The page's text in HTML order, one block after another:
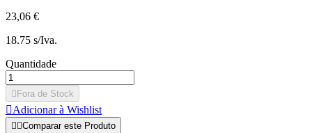
23,06 €
18.75 s/Iva.
Quantidade
 Fora de Stock
Adicionar à Wishlist
 Comparar este Produto